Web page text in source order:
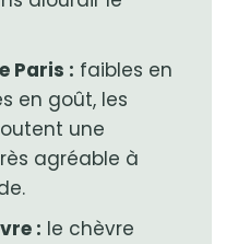
Paris : faibles en
en goût, les
une
agréable à
: le chèvre